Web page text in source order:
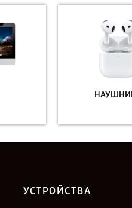
УСТРОЙСТВА